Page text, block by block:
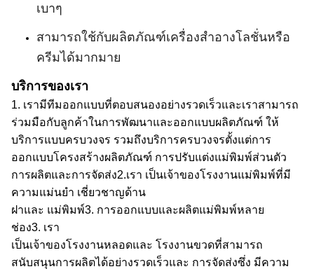
เบาๆ
สามารถใช้กับผลิตภัณฑ์เครื่องสำอางโลชั่นหรือ
ครีมได้มากมาย
บริการของเรา
1. เรามีทีมออกแบบที่ตอบสนองอย่างรวดเร็วและเราสามารถ
ร่วมมือกับลูกค้าในการพัฒนาและออกแบบผลิตภัณฑ์ ให้
บริการแบบครบวงจร รวมถึงบริการครบวงจรตั้งแต่การ
ออกแบบโครงสร้างผลิตภัณฑ์ การปรับแต่งแม่พิมพ์ส่วนตัว
การผลิตและการจัดส่ง2.เรา เป็นเจ้าของโรงงานแม่พิมพ์ที่มี
ความแม่นยำ เชี่ยวชาญด้าน
ฝาและ แม่พิมพ์3. การออกแบบและผลิตแม่พิมพ์หลาย
ช่อง3. เรา
เป็นเจ้าของโรงงานหลอดและ โรงงานขวดที่สามารถ
สนับสนุนการผลิตได้อย่างรวดเร็วและ การจัดส่งซึ่ง มีความ